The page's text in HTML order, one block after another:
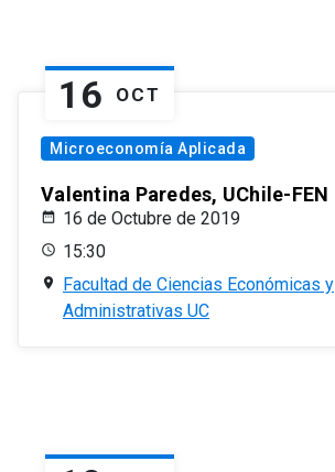
16 OCT
Microeconomía Aplicada
Valentina Paredes, UChile-FEN
16 de Octubre de 2019
15:30
Facultad de Ciencias Económicas y
Administrativas UC